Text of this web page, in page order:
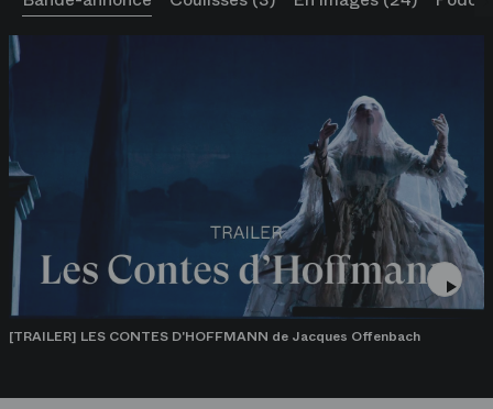
[TRAILER] LES CONTES D'HOFFMANN de Jacques Offenbach